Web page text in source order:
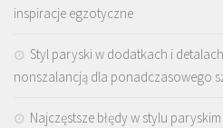
inspiracje egzotyczne
Styl paryski w dodatkach i
nonszalancją dla ponadczasowego
Najczęstsze błędy w stylu